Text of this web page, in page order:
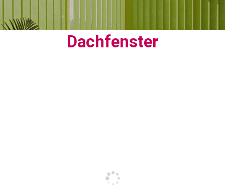
Dachfenster